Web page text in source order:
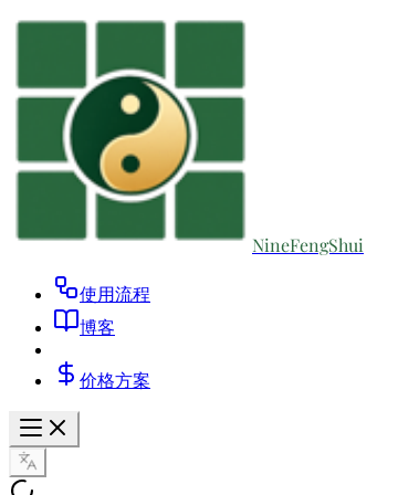
NineFengShui
使用流程
博客
价格方案